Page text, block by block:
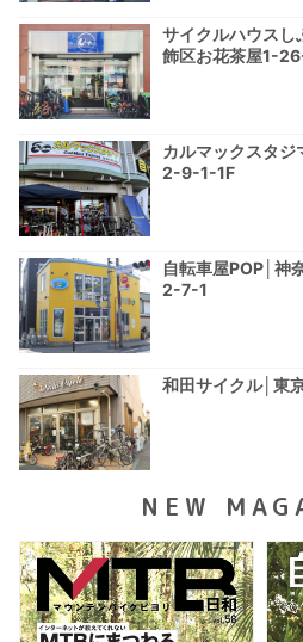
サイクルハウスし
飾区お花茶屋1-
カルマックスタジ
2-9-1-1F
自転車屋POP│神
2-7-1
和田サイクル│東
NEW